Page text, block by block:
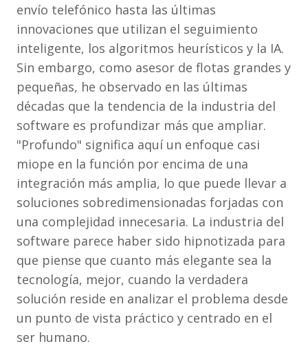
envío telefónico hasta las últimas
innovaciones que utilizan el seguimiento
inteligente, los algoritmos heurísticos y la IA.
Sin embargo, como asesor de flotas grandes y
pequeñas, he observado en las últimas
décadas que la tendencia de la industria del
software es profundizar más que ampliar.
"Profundo" significa aquí un enfoque casi
miope en la función por encima de una
integración más amplia, lo que puede llevar a
soluciones sobredimensionadas forjadas con
una complejidad innecesaria. La industria del
software parece haber sido hipnotizada para
que piense que cuanto más elegante sea la
tecnología, mejor, cuando la verdadera
solución reside en analizar el problema desde
un punto de vista práctico y centrado en el
ser humano.